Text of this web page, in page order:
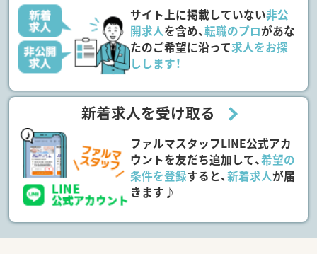
サイト上に掲載していない非公
開求人を含め、転職のプロがあな
たのご希望に沿って求人をお探
しします！
新着求人を受け取る
ファルマスタッフLINE公式アカ
ウントを友だち追加して、希望の
条件を登録すると、新着求人が届
きます♪